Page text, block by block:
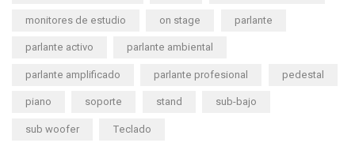
monitores de estudio on stage parlante
parlante activo parlante ambiental
parlante amplificado parlante profesional pedestal
piano soporte stand sub-bajo
sub woofer Teclado